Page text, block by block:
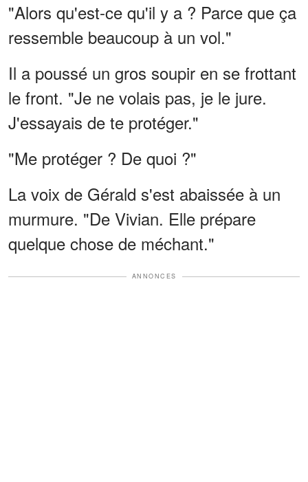
"Alors qu'est-ce qu'il y a ? Parce que ça
ressemble beaucoup à un vol."
Il a poussé un gros soupir en se frottant
le front. "Je ne volais pas, je le jure.
J'essayais de te protéger."
"Me protéger ? De quoi ?"
La voix de Gérald s'est abaissée à un
murmure. "De Vivian. Elle prépare
quelque chose de méchant."
ANNONCES